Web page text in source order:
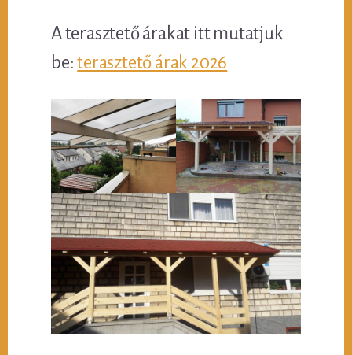
A terasztető árakat itt mutatjuk
be:terasztető árak 2026